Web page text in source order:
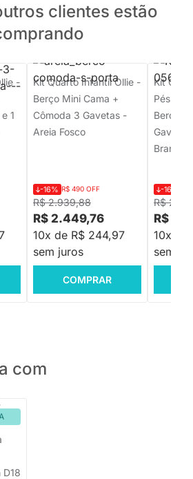
clientes estão
-
1
Kit Quarto Infantil Ollie -
Berço Mini Cama +
Cômoda 3 Gavetas -
Areia Fosco
R$ 2.939,88
-16% R$ 490 OFF
R$ 2.449,76
10x de R$ 244,97
sem juros
COMPRAR
Kit
Pés
Berço +
Branco
R$
-16%
R$
10x de
sem
com